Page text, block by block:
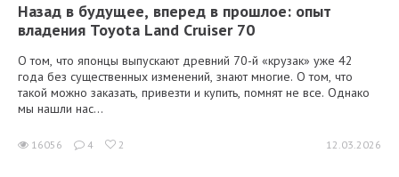
Назад в будущее, вперед в прошлое: опыт
владения Toyota Land Cruiser 70
О том, что японцы выпускают древний 70-й «крузак» уже 42
года без существенных изменений, знают многие. О том, что
такой можно заказать, привезти и купить, помнят не все. Однако
мы нашли нас...
16056 4 2 12.03.2026